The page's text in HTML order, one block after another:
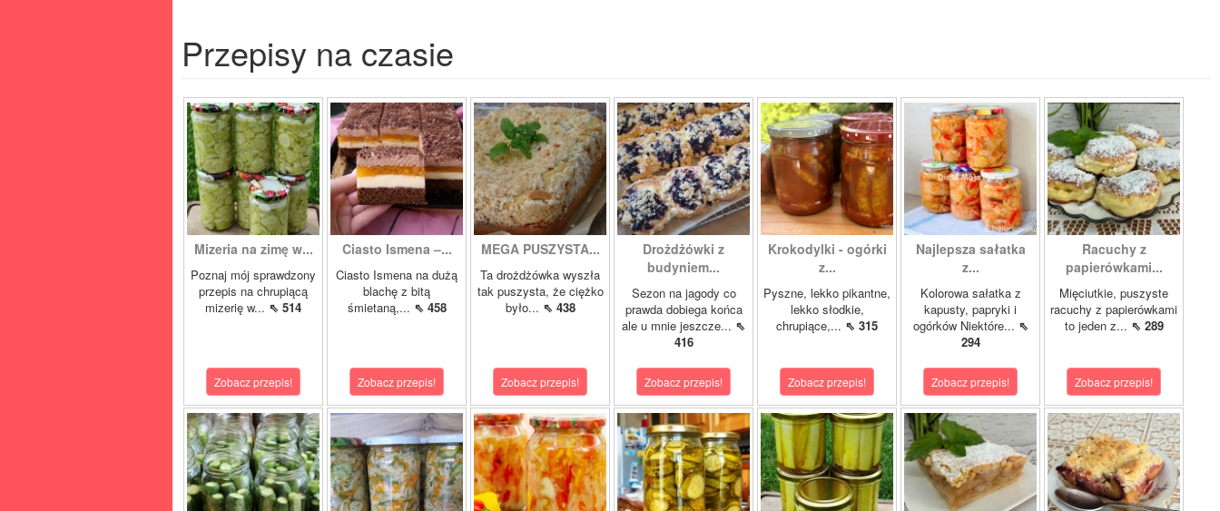
Przepisy na czasie
Mizeria na zimę w...
Poznaj mój sprawdzony
przepis na chrupiącą
mizerię w... ⇖ 514
Zobacz przepis!
Ciasto Ismena –...
Ciasto Ismena na dużą
blachę z bitą
śmietaną,... ⇖ 458
Zobacz przepis!
MEGA PUSZYSTA...
Ta drożdżówka wyszła
tak puszysta, że ciężko
było... ⇖ 438
Zobacz przepis!
Drożdżówki z
budyniem...
Sezon na jagody co
prawda dobiega końca
ale u mnie jeszcze... ⇖
416
Zobacz przepis!
Krokodylki - ogórki
z...
Pyszne, lekko pikantne,
lekko słodkie,
chrupiące,... ⇖ 315
Zobacz przepis!
Najlepsza sałatka
z...
Kolorowa sałatka z
kapusty, papryki i
ogórków Niektóre... ⇖
294
Zobacz przepis!
Racuchy z
papierówkami...
Mięciutkie, puszyste
racuchy z papierówkami
to jeden z... ⇖ 289
Zobacz przepis!